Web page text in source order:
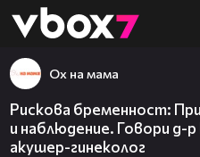
👾
Ох на мама
Рискова бременност:
и наблюдение. Говори д-
акушер-гинеколог